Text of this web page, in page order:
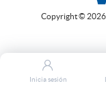
Copyright © 2026
Inicia sesión